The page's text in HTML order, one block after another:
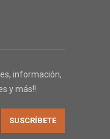
información,
y más!!